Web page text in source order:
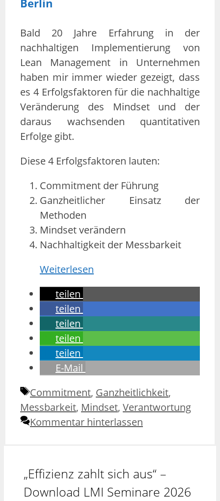
Berlin
Bald 20 Jahre Erfahrung in der
nachhaltigen Implementierung von
Lean Management in Unternehmen
haben mir immer wieder gezeigt, dass
es 4 Erfolgsfaktoren für die nachhaltige
Veränderung des Mindset und der
daraus wachsenden quantitativen
Erfolge gibt.
Diese 4 Erfolgsfaktoren lauten:
Commitment der Führung
Ganzheitlicher Einsatz der
Methoden
Mindset verändern
Nachhaltigkeit der Messbarkeit
Weiterlesen
teilen
teilen
teilen
teilen
teilen
E-Mail
Schlagwörter
Commitment, Ganzheitlichkeit,
Messbarkeit, Mindset, Verantwortung
Kommentar hinterlassen
„Effizienz zahlt sich aus“ –
Download LMI Seminare 2026